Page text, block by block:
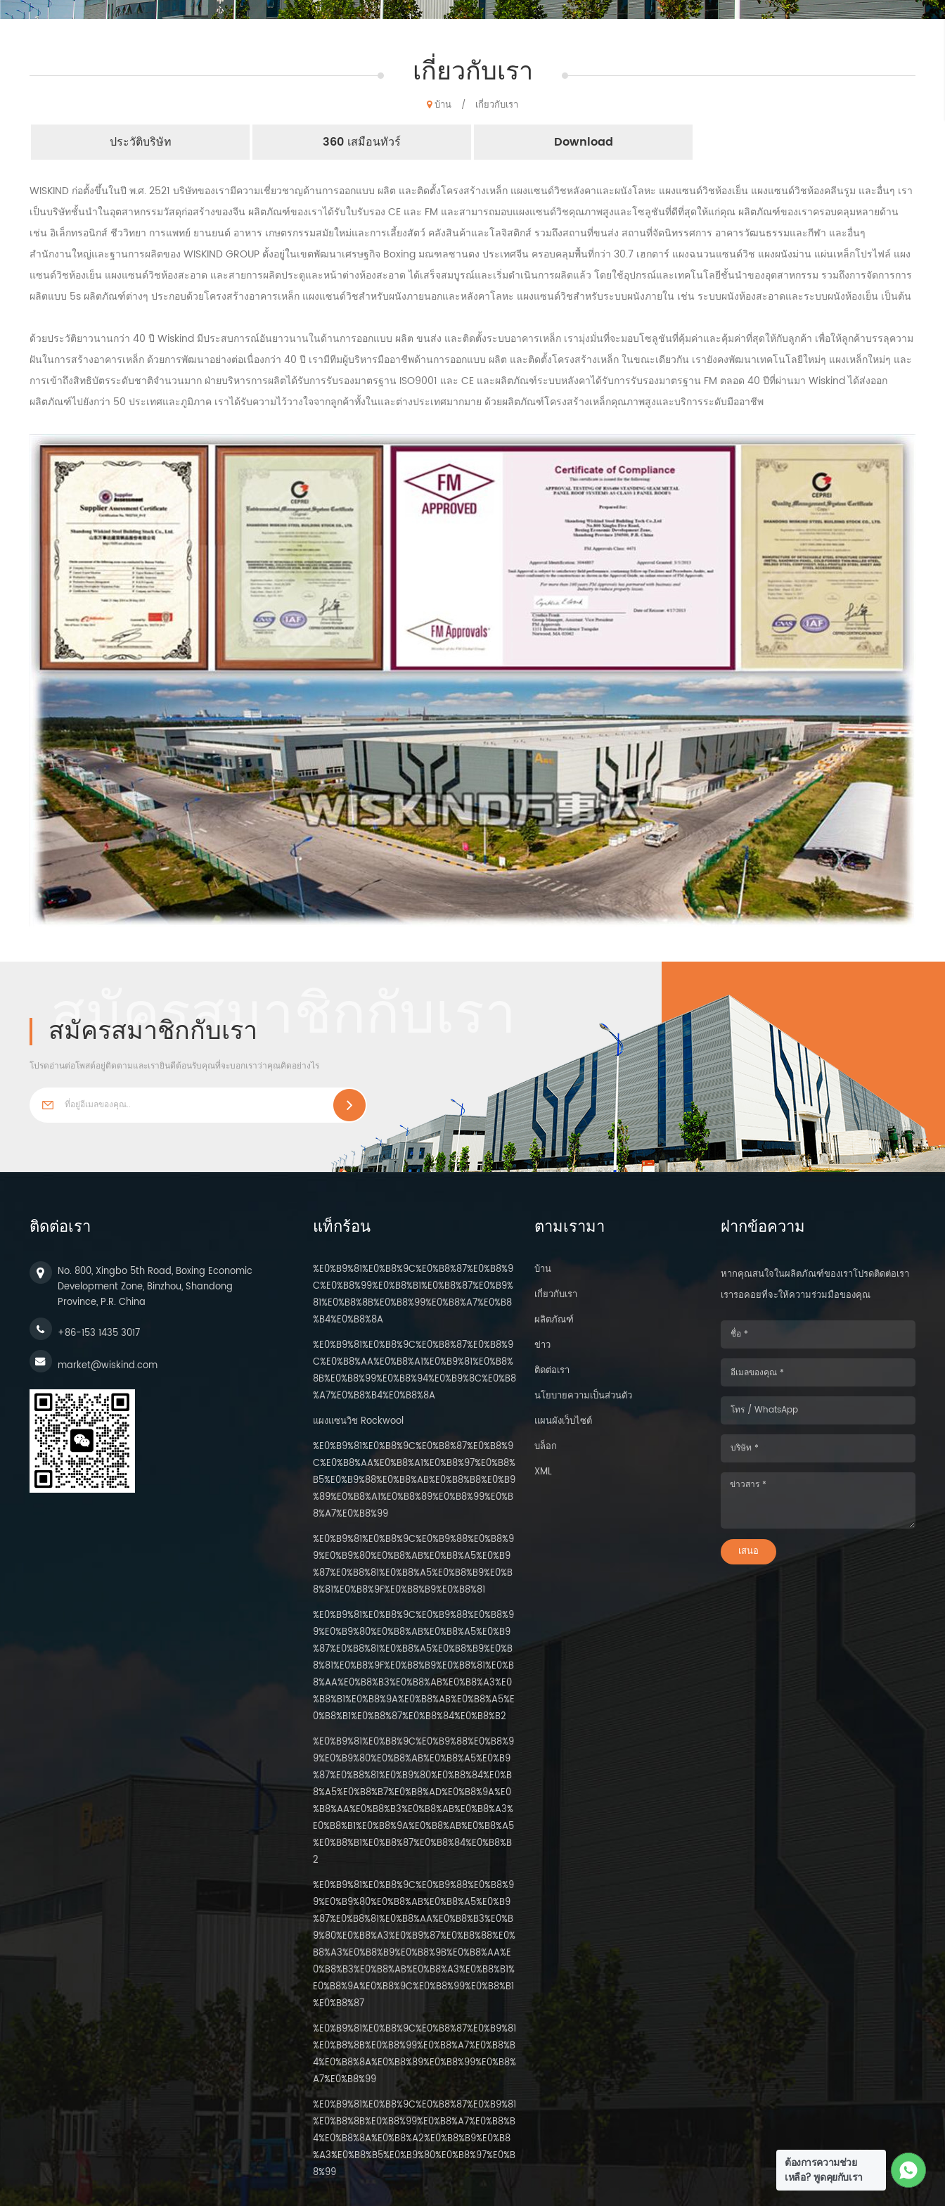
เกี่ยวกับเรา
บ้าน / เกี่ยวกับเรา
ประวัติบริษัท 360 เสมือนทัวร์ Download
WISKIND ก่อตั้งขึ้นในปี พ.ศ. 2521 บริษัทของเรามีความเชี่ยวชาญด้านการออกแบบ ผลิต และติดตั้งโครงสร้างเหล็ก แผงแซนด์วิชหลังคาและผนังโลหะ แผงแซนด์วิชห้องเย็น แผงแซนด์วิชห้องคลีนรูม และอื่นๆ เรา
เป็นบริษัทชั้นนำในอุตสาหกรรมวัสดุก่อสร้างของจีน ผลิตภัณฑ์ของเราได้รับใบรับรอง CE และ FM และสามารถมอบแผงแซนด์วิชคุณภาพสูงและโซลูชันที่ดีที่สุดให้แก่คุณ ผลิตภัณฑ์ของเราครอบคลุมหลายด้าน
เช่น อิเล็กทรอนิกส์ ชีววิทยา การแพทย์ ยานยนต์ อาหาร เกษตรกรรมสมัยใหม่และการเลี้ยงสัตว์ คลังสินค้าและโลจิสติกส์ รวมถึงสถานที่ขนส่ง สถานที่จัดนิทรรศการ อาคารวัฒนธรรมและกีฬา และอื่นๆ
สำนักงานใหญ่และฐานการผลิตของ WISKIND GROUP ตั้งอยู่ในเขตพัฒนาเศรษฐกิจ Boxing มณฑลซานตง ประเทศจีน ครอบคลุมพื้นที่กว่า 30.7 เฮกตาร์ แผงฉนวนแซนด์วิช แผงผนังม่าน แผ่นเหล็กโปรไฟล์ แผง
แซนด์วิชห้องเย็น แผงแซนด์วิชห้องสะอาด และสายการผลิตประตูและหน้าต่างห้องสะอาด ได้เสร็จสมบูรณ์และเริ่มดำเนินการผลิตแล้ว โดยใช้อุปกรณ์และเทคโนโลยีชั้นนำของอุตสาหกรรม รวมถึงการจัดการการ
ผลิตแบบ 5s ผลิตภัณฑ์ต่างๆ ประกอบด้วยโครงสร้างอาคารเหล็ก แผงแซนด์วิชสำหรับผนังภายนอกและหลังคาโลหะ แผงแซนด์วิชสำหรับระบบผนังภายใน เช่น ระบบผนังห้องสะอาดและระบบผนังห้องเย็น เป็นต้น
ด้วยประวัติยาวนานกว่า 40 ปี Wiskind มีประสบการณ์อันยาวนานในด้านการออกแบบ ผลิต ขนส่ง และติดตั้งระบบอาคารเหล็ก เรามุ่งมั่นที่จะมอบโซลูชันที่คุ้มค่าและคุ้มค่าที่สุดให้กับลูกค้า เพื่อให้ลูกค้าบรรลุความ
ฝันในการสร้างอาคารเหล็ก ด้วยการพัฒนาอย่างต่อเนื่องกว่า 40 ปี เรามีทีมผู้บริหารมืออาชีพด้านการออกแบบ ผลิต และติดตั้งโครงสร้างเหล็ก ในขณะเดียวกัน เรายังคงพัฒนาเทคโนโลยีใหม่ๆ แผงเหล็กใหม่ๆ และ
การเข้าถึงสิทธิบัตรระดับชาติจำนวนมาก ฝ่ายบริหารการผลิตได้รับการรับรองมาตรฐาน ISO9001 และ CE และผลิตภัณฑ์ระบบหลังคาได้รับการรับรองมาตรฐาน FM ตลอด 40 ปีที่ผ่านมา Wiskind ได้ส่งออก
ผลิตภัณฑ์ไปยังกว่า 50 ประเทศและภูมิภาค เราได้รับความไว้วางใจจากลูกค้าทั้งในและต่างประเทศมากมาย ด้วยผลิตภัณฑ์โครงสร้างเหล็กคุณภาพสูงและบริการระดับมืออาชีพ
สมัครสมาชิกกับเรา
สมัครสมาชิกกับเรา
โปรดอ่านต่อโพสต์อยู่ติดตามและเรายินดีต้อนรับคุณที่จะบอกเราว่าคุณคิดอย่างไร
ต้องการความช่วย
เหลือ? พูดคุยกับเรา
ติดต่อเรา
No. 800, Xingbo 5th Road, Boxing Economic
Development Zone, Binzhou, Shandong
Province, P.R. China
+86-153 1435 3017
market@wiskind.com
แท็กร้อน
%E0%B9%81%E0%B8%9C%E0%B8%87%E0%B8%9
C%E0%B8%99%E0%B8%B1%E0%B8%87%E0%B9%
81%E0%B8%8B%E0%B8%99%E0%B8%A7%E0%B8
%B4%E0%B8%8A
%E0%B9%81%E0%B8%9C%E0%B8%87%E0%B8%9
C%E0%B8%AA%E0%B8%A1%E0%B9%81%E0%B8%
8B%E0%B8%99%E0%B8%94%E0%B9%8C%E0%B8
%A7%E0%B8%B4%E0%B8%8A
แผงแซนวิช Rockwool
%E0%B9%81%E0%B8%9C%E0%B8%87%E0%B8%9
C%E0%B8%AA%E0%B8%A1%E0%B8%97%E0%B8%
B5%E0%B9%88%E0%B8%AB%E0%B8%B8%E0%B9
%89%E0%B8%A1%E0%B8%89%E0%B8%99%E0%B
8%A7%E0%B8%99
%E0%B9%81%E0%B8%9C%E0%B9%88%E0%B8%9
9%E0%B9%80%E0%B8%AB%E0%B8%A5%E0%B9
%87%E0%B8%81%E0%B8%A5%E0%B8%B9%E0%B
8%81%E0%B8%9F%E0%B8%B9%E0%B8%81
%E0%B9%81%E0%B8%9C%E0%B9%88%E0%B8%9
9%E0%B9%80%E0%B8%AB%E0%B8%A5%E0%B9
%87%E0%B8%81%E0%B8%A5%E0%B8%B9%E0%B
8%81%E0%B8%9F%E0%B8%B9%E0%B8%81%E0%B
8%AA%E0%B8%B3%E0%B8%AB%E0%B8%A3%E0
%B8%B1%E0%B8%9A%E0%B8%AB%E0%B8%A5%E
0%B8%B1%E0%B8%87%E0%B8%84%E0%B8%B2
%E0%B9%81%E0%B8%9C%E0%B9%88%E0%B8%9
9%E0%B9%80%E0%B8%AB%E0%B8%A5%E0%B9
%87%E0%B8%81%E0%B9%80%E0%B8%84%E0%B
8%A5%E0%B8%B7%E0%B8%AD%E0%B8%9A%E0
%B8%AA%E0%B8%B3%E0%B8%AB%E0%B8%A3%
E0%B8%B1%E0%B8%9A%E0%B8%AB%E0%B8%A5
%E0%B8%B1%E0%B8%87%E0%B8%84%E0%B8%B
2
%E0%B9%81%E0%B8%9C%E0%B9%88%E0%B8%9
9%E0%B9%80%E0%B8%AB%E0%B8%A5%E0%B9
%87%E0%B8%81%E0%B8%AA%E0%B8%B3%E0%B
9%80%E0%B8%A3%E0%B9%87%E0%B8%88%E0%
B8%A3%E0%B8%B9%E0%B8%9B%E0%B8%AA%E
0%B8%B3%E0%B8%AB%E0%B8%A3%E0%B8%B1%
E0%B8%9A%E0%B8%9C%E0%B8%99%E0%B8%B1
%E0%B8%87
%E0%B9%81%E0%B8%9C%E0%B8%87%E0%B9%81
%E0%B8%8B%E0%B8%99%E0%B8%A7%E0%B8%B
4%E0%B8%8A%E0%B8%89%E0%B8%99%E0%B8%
A7%E0%B8%99
%E0%B9%81%E0%B8%9C%E0%B8%87%E0%B9%81
%E0%B8%8B%E0%B8%99%E0%B8%A7%E0%B8%B
4%E0%B8%8A%E0%B8%A2%E0%B8%B9%E0%B8
%A3%E0%B8%B5%E0%B9%80%E0%B8%97%E0%B
8%99
ตามเรามา
บ้าน
เกี่ยวกับเรา
ผลิตภัณฑ์
ข่าว
ติดต่อเรา
นโยบายความเป็นส่วนตัว
แผนผังเว็บไซต์
บล็อก
XML
ฝากข้อความ
หากคุณสนใจในผลิตภัณฑ์ของเราโปรดติดต่อเรา
เรารอคอยที่จะให้ความร่วมมือของคุณ
เสนอ